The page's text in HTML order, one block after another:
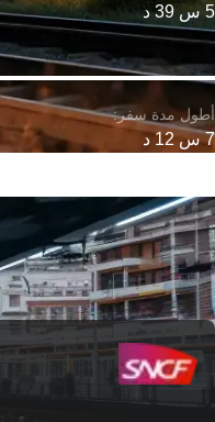
5 س 39 د
7 س 12 د